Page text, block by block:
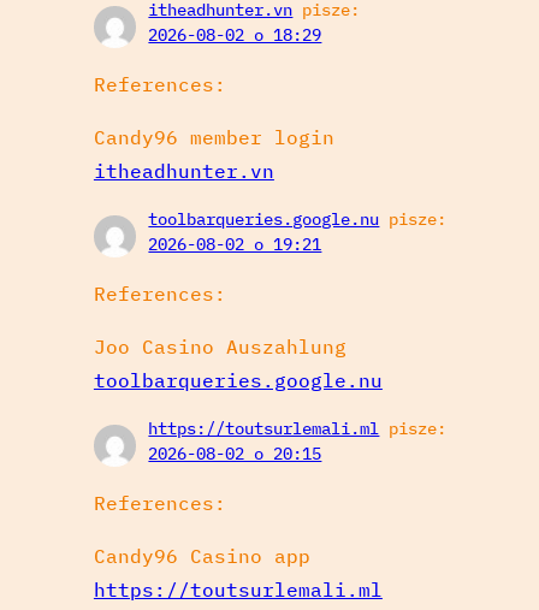
itheadhunter.vn pisze:
2026-08-02 o 18:29
References:
Candy96 member login
itheadhunter.vn
toolbarqueries.google.nu pisze:
2026-08-02 o 19:21
References:
Joo Casino Auszahlung
toolbarqueries.google.nu
https://toutsurlemali.ml pisze:
2026-08-02 o 20:15
References:
Candy96 Casino app
https://toutsurlemali.ml